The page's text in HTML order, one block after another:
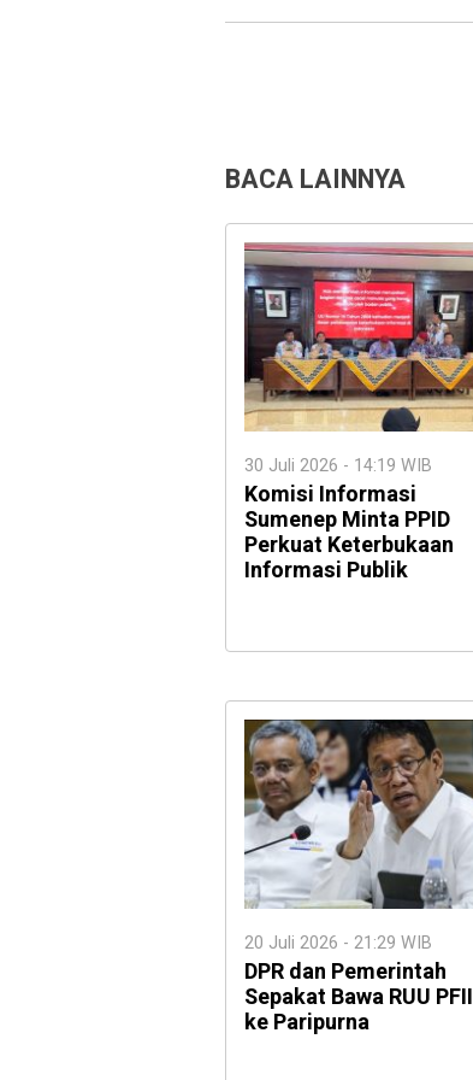
BACA LAINNYA
30 Juli 2026 - 14:19 WIB
Komisi Informasi
Sumenep Minta PPID
Perkuat Keterbukaan
Informasi Publik
20 Juli 2026 - 21:29 WIB
DPR dan Pemerintah
Sepakat Bawa RUU PFII
ke Paripurna